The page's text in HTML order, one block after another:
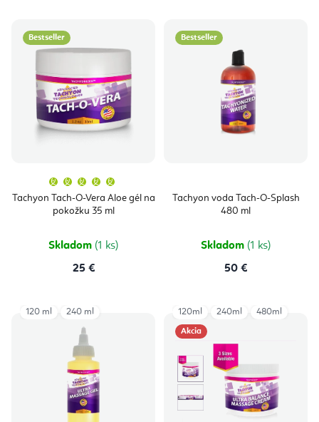
Bestseller
Tachyon Tach-O-Vera Aloe gél na
pokožku 35 ml
produktu
je
Skladom (1 ks)
25 €
Bestseller
Tachyon voda Tach-O-Splash
480 ml
Skladom (1 ks)
50 €
120 ml 240 ml
Akcia
120ml 240ml 480ml